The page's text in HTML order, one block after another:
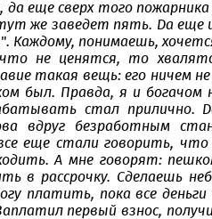
еще сверх того пожарника
же заведет пять. Да еще
понимаешь,
не ценятся, то
такая вещь: его ничем
был. Правда, я и
стал прилично.
вдруг безработным
еще стали говорить,
А мне говорят:
в рассрочку. Сделаешь
платить, пока все
первый взнос,